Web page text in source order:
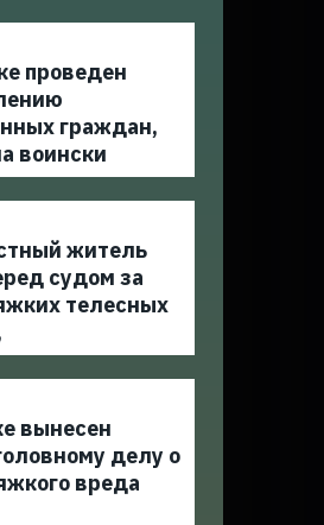
проведен
граждан,
воински
житель
судом за
телесных
вынесен
делу о
вреда